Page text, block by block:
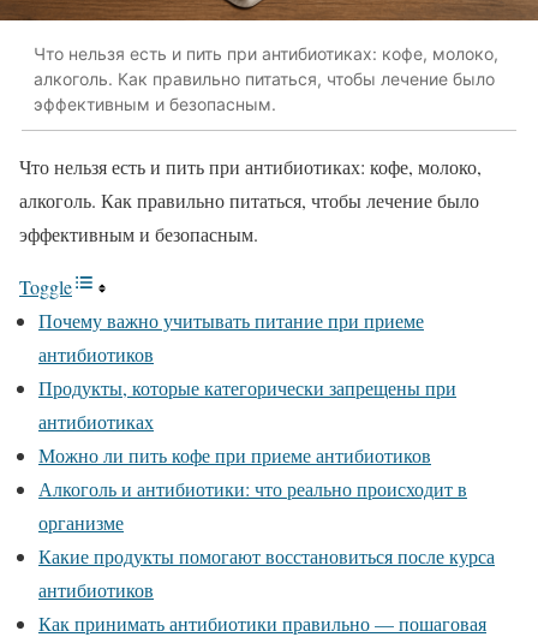
Что нельзя есть и пить при антибиотиках: кофе, молоко,
алкоголь. Как правильно питаться, чтобы лечение было
эффективным и безопасным.
Что нельзя есть и пить при антибиотиках: кофе, молоко,
алкоголь. Как правильно питаться, чтобы лечение было
эффективным и безопасным.
Toggle
Почему важно учитывать питание при приеме
антибиотиков
Продукты, которые категорически запрещены при
антибиотиках
Можно ли пить кофе при приеме антибиотиков
Алкоголь и антибиотики: что реально происходит в
организме
Какие продукты помогают восстановиться после курса
антибиотиков
Как принимать антибиотики правильно — пошаговая